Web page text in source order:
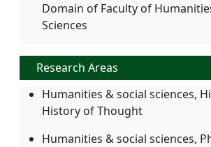
Domain of Faculty of
Sciences
Research Areas
Humanities & social sciences,
History of Thought
Humanities & social sciences,